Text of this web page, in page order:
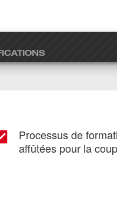
Processus de
affûtées pour la